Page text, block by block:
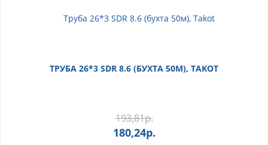
ТРУБА 26*3 SDR 8.6 (БУХТА 50М), TAKOT
193,81р.
180,24р.